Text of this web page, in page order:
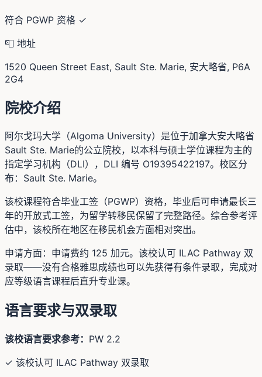
符合 PGWP 资格 ✓
📮 地址
1520 Queen Street East, Sault Ste. Marie, 安大略省, P6A
2G4
院校介绍
阿尔戈玛大学（Algoma University）是位于加拿大安大略省
Sault Ste. Marie的公立院校，以本科与硕士学位课程为主的
指定学习机构（DLI），DLI 编号 O19395422197。校区分
布：Sault Ste. Marie。
该校课程符合毕业工签（PGWP）资格，毕业后可申请最长三
年的开放式工签，为留学转移民保留了完整路径。综合参考评
估中，该校所在地区在移民机会方面相对突出。
申请方面：申请费约 125 加元。该校认可 ILAC Pathway 双
录取——没有合格雅思成绩也可以先获得有条件录取，完成对
应等级语言课程后直升专业课。
语言要求与双录取
该校语言要求参考： PW 2.2
✓ 该校认可 ILAC Pathway 双录取